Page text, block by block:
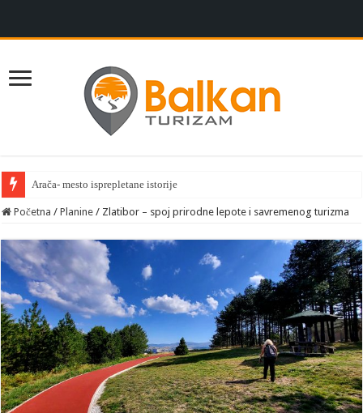
Arača- mesto isprepletane istorije
Početna / Planine / Zlatibor – spoj prirodne lepote i savremenog turizma